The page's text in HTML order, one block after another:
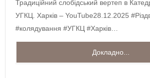
Традиційний слобідський вертеп в
УГКЦ. Харків – YouTube28.12.2025
#колядування #УГКЦ #Харків…
Докладно...